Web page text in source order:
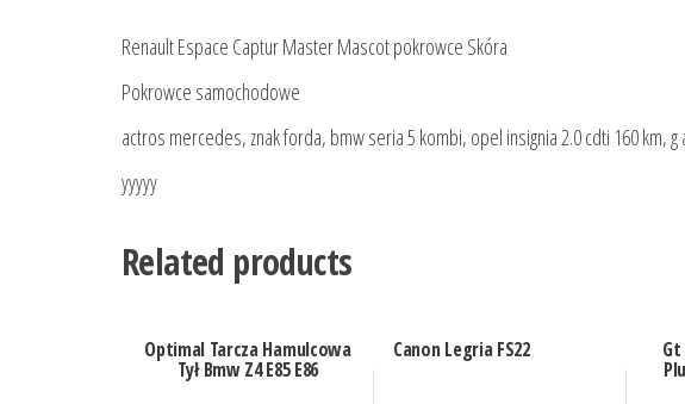
Renault Espace Captur Master Mascot pokrowce Skóra
Pokrowce samochodowe
actros mercedes, znak forda, bmw seria 5 kombi, opel insignia 2.0 cdti 160 km, g
yyyyy
Related products
Optimal Tarcza Hamulcowa
Tył Bmw Z4 E85 E86
Canon Legria FS22